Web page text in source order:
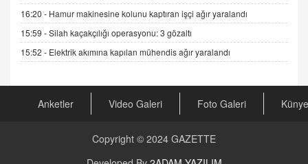
04.11.2025 12:56
AV. RÜMEYSA ÖZKALE
Kira Uyuşmazlıklarında Dava Açmadan Önce
23.09.2023 16:30
CAN UĞURATEŞ
16.12.2024 14:16
16:20 - Hamur makinesine kolunu kaptıran işçi ağır yaralandı
15:59 -Silah kaçakçılığı operasyonu: 3 gözaltı
15:52 - Elektrik akımına kapılan mühendis ağır yaralandı
Anketler Video Galeri Foto Galeri Künye
Copyright © 2024 GAZETTE